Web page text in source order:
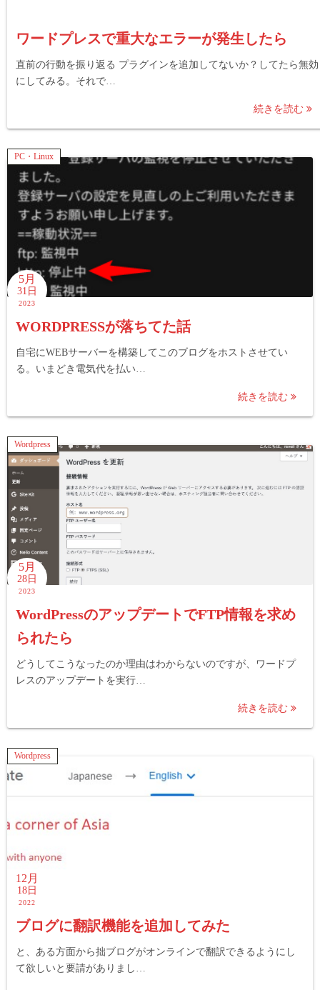
ワードプレスで重大なエラーが発生したら
直前の行動を振り返る プラグインを追加してないか？してたら無効
にしてみる。それで…
続きを読む
PC・Linux
5月
31日
2023
WORDPRESSが落ちてた話
自宅にWEBサーバーを構築してこのブログをホストさせてい
る。いまどき電気代を払い…
続きを読む
Wordpress
5月
28日
2023
WordPressのアップデートでFTP情報を求め
られたら
どうしてこうなったのか理由はわからないのですが、ワードプ
レスのアップデートを実行…
続きを読む
Wordpress
12月
18日
2022
ブログに翻訳機能を追加してみた
と、ある方面から拙ブログがオンラインで翻訳できるようにし
て欲しいと要請がありまし…